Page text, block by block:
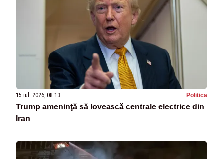
15 iul. 2026, 08:13 Politica
Trump ameninţă să lovească centrale electrice din
Iran